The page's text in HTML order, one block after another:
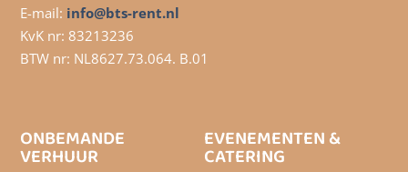
E-mail: info@bts-rent.nl
KvK nr: 83213236
BTW nr: NL8627.73.064. B.01
ONBEMANDE
VERHUUR
EVENEMENTEN &
CATERING